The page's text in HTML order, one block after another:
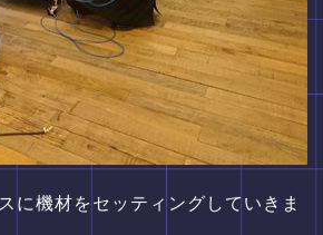
に機材をセッティングしていきま